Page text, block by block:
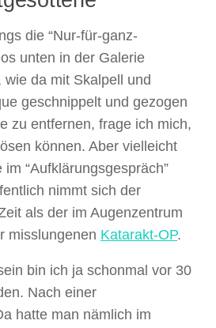
die “Nur-für-ganz-
unten in der Galerie
da mit Skalpell und
geschnippelt und gezogen
zu entfernen, frage ich mich,
können. Aber vielleicht
“Aufklärungsgespräch”
nimmt sich der
als der im Augenzentrum
misslungenen Katarakt-OP.
bin ich ja schonmal vor 30
Nach einer
hatte man nämlich im